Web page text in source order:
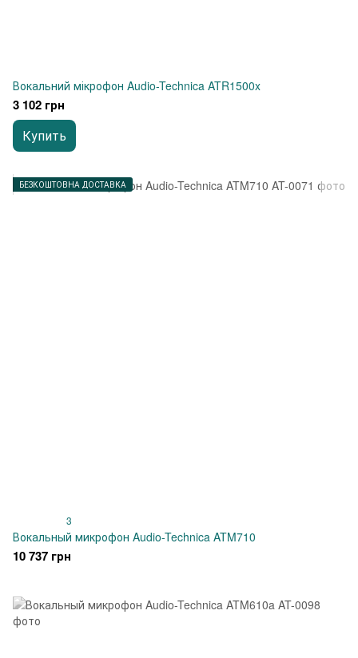
Вокальний мікрофон Audio-Technica ATR1500x
3 102 грн
Купить
БЕЗКОШТОВНА ДОСТАВКА
3
Вокальный микрофон Audio-Technica ATM710
10 737 грн